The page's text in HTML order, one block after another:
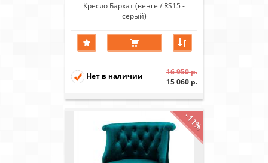
Кресло Бархат (венге / RS15 -
серый)
Нет в наличии
16 950 р.
15 060 р.
-11%